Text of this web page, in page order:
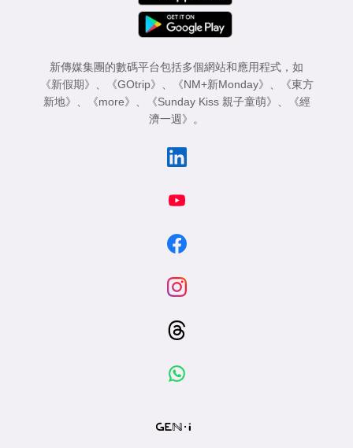
新傳媒集團的數碼平台包括多個網站和應用程式，如
《新假期》 、 《GOtrip》 、 《NM+新Monday》 、
《東方
新地》 、 《more》 、 《Sunday Kiss 親子童萌》 、
《經
濟一週》 。